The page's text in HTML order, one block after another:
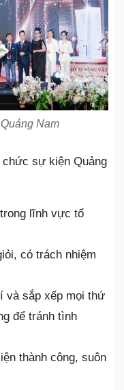
Nam
sự kiện Quảng
lĩnh vực tổ
có trách nhiệm
và sắp xếp mọi thứ
để tránh tình
thành công, suôn